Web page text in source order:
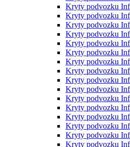
Kryty podvozku
Kryty podvozku
Kryty podvozku
Kryty podvozku
Kryty podvozku
Kryty podvozku
Kryty podvozku
Kryty podvozku
Kryty podvozku
Kryty podvozku
Kryty podvozku
Kryty podvozku
Kryty podvozku
Kryty podvozku
Kryty podvozku
Kryty podvozku